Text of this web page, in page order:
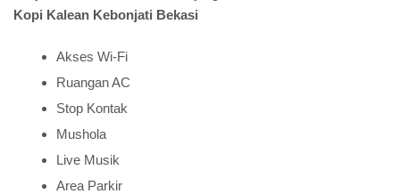
Kopi Kalean Kebonjati Bekasi
Akses Wi-Fi
Ruangan AC
Stop Kontak
Mushola
Live Musik
Area Parkir